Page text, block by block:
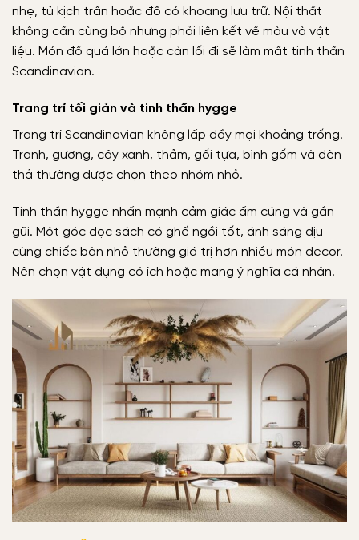
nhẹ, tủ kịch trần hoặc đồ có khoang lưu trữ. Nội thất
không cần cùng bộ nhưng phải liên kết về màu và vật
liệu. Món đồ quá lớn hoặc cản lối đi sẽ làm mất tinh thần
Scandinavian.
Trang trí tối giản và tinh thần hygge
Trang trí Scandinavian không lấp đầy mọi khoảng trống.
Tranh, gương, cây xanh, thảm, gối tựa, bình gốm và đèn
thả thường được chọn theo nhóm nhỏ.
Tinh thần hygge nhấn mạnh cảm giác ấm cúng và gần
gũi. Một góc đọc sách có ghế ngồi tốt, ánh sáng dịu
cùng chiếc bàn nhỏ thường giá trị hơn nhiều món decor.
Nên chọn vật dụng có ích hoặc mang ý nghĩa cá nhân.